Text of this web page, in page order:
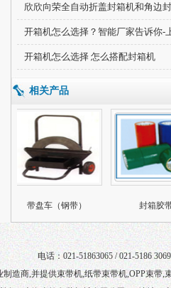
欣欣向荣全自动折盖封箱机和角边
开箱机怎么选择？智能厂家告诉你-
开箱机怎么选择 怎么搭配封箱机
相关产品
带盘车（钢带） 封箱胶带
电话：021-51863065 / 021-5186
制造商,并提供束带机,纸带束带机,OPP束带,